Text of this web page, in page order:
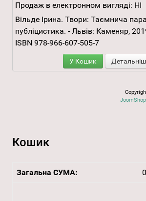
Продаж в електронном вигляді: НІ
Вільде Ірина. Твори: Таємнича
публіцистика. - Львів: Каменяр,
ISBN 978-966-607-505-7
У Кошик
Кошик
Загальна СУМА: